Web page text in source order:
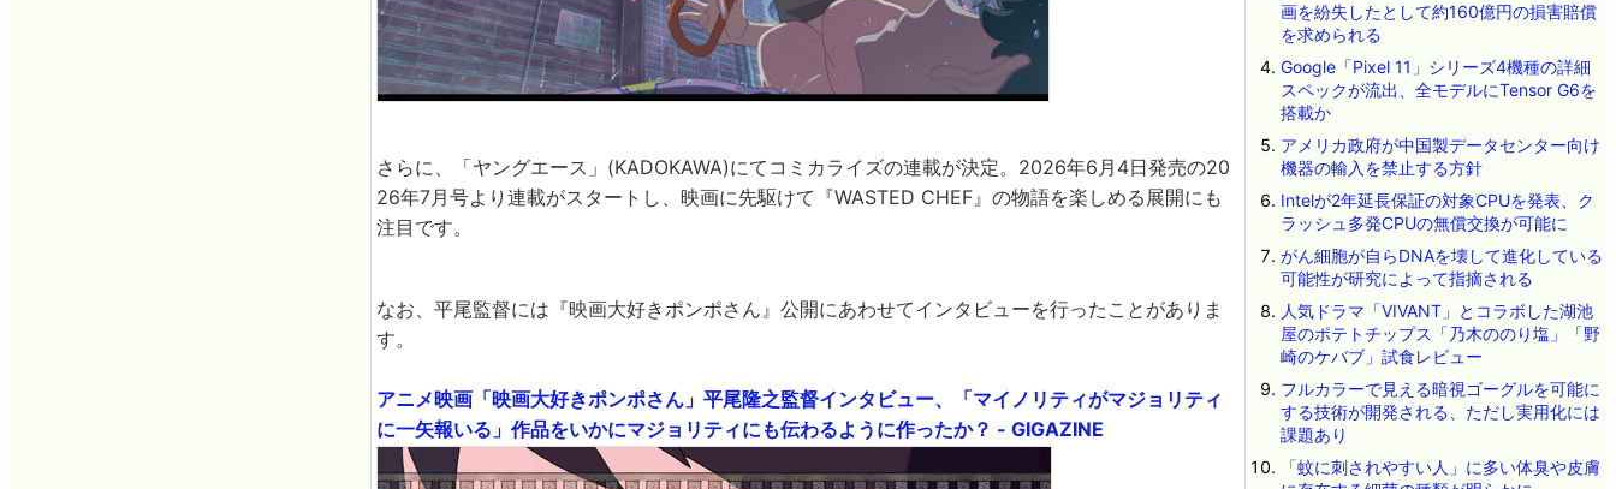
さらに、「ヤングエース」(KADOKAWA)にてコミカライズの連載が決定。2026年6月4日発売の20
26年7月号より連載がスタートし、映画に先駆けて『WASTED CHEF』の物語を楽しめる展開にも
注目です。
なお、平尾監督には『映画大好きポンポさん』公開にあわせてインタビューを行ったことがありま
す。
アニメ映画「映画大好きポンポさん」平尾隆之監督インタビュー、「マイノリティがマジョリティ
に一矢報いる」作品をいかにマジョリティにも伝わるように作ったか？ - GIGAZINE
画を紛失したとして約160億円の損害賠償
を求められる
Google「Pixel 11」シリーズ4機種の詳細
スペックが流出、全モデルにTensor G6を
搭載か
アメリカ政府が中国製データセンター向け
機器の輸入を禁止する方針
Intelが2年延長保証の対象CPUを発表、ク
ラッシュ多発CPUの無償交換が可能に
がん細胞が自らDNAを壊して進化している
可能性が研究によって指摘される
人気ドラマ「VIVANT」とコラボした湖池
屋のポテトチップス「乃木ののり塩」「野
崎のケバブ」試食レビュー
フルカラーで見える暗視ゴーグルを可能に
する技術が開発される、ただし実用化には
課題あり
「蚊に刺されやすい人」に多い体臭や皮膚